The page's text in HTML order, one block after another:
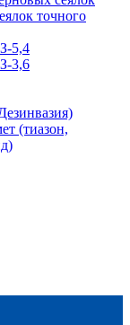
точного
5,4
3,6
(тиазон,